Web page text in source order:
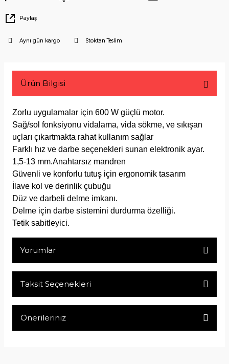
Paylaş
Aynı gün kargo Stoktan Teslim
Ürün Bilgisi
Zorlu uygulamalar için 600 W güçlü motor.
Sağ/sol fonksiyonu vidalama, vida sökme, ve sıkışan
uçları çıkartmakta rahat kullanım sağlar
Farklı hız ve darbe seçenekleri sunan elektronik ayar.
1,5-13 mm.Anahtarsız mandren
Güvenli ve konforlu tutuş için ergonomik tasarım
İlave kol ve derinlik çubuğu
Düz ve darbeli delme imkanı.
Delme için darbe sistemini durdurma özelliği.
Tetik sabitleyici.
Yorumlar
Taksit Seçenekleri
Önerileriniz